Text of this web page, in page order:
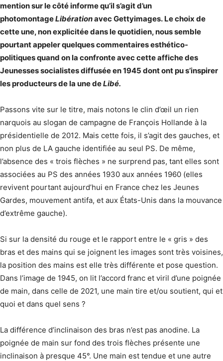
mention sur le côté informe qu’il s’agit d’un
photomontageLibérationavec Gettyimages. Le choix de
cette une, non explicitée dans le quotidien, nous semble
pourtant appeler quelques commentaires esthético-
politiques quand on la confronte avec cette affiche des
Jeunesses socialistes diffusée en 1945 dont ont pu s’inspirer
les producteurs de la une deLibé.
Passons vite sur le titre, mais notons le clin d’œil un rien
narquois au slogan de campagne de François Hollande à la
présidentielle de 2012. Mais cette fois, il s’agit des gauches, et
non plus de LA gauche identifiée au seul PS. De même,
l’absence des « trois flèches » ne surprend pas, tant elles sont
associées au PS des années 1930 aux années 1960 (elles
revivent pourtant aujourd’hui en France chez les Jeunes
Gardes, mouvement antifa, et aux États-Unis dans la mouvance
d’extrême gauche).
Si sur la densité du rouge et le rapport entre le « gris » des
bras et des mains qui se joignent les images sont très voisines,
la position des mains est elle très différente et pose question.
Dans l’image de 1945, on lit l’accord franc et viril d’une poignée
de main, dans celle de 2021, une main tire et/ou soutient, qui et
quoi et dans quel sens ?
La différence d’inclinaison des bras n’est pas anodine. La
poignée de main sur fond des trois flèches présente une
inclinaison à presque 45°. Une main est tendue et une autre